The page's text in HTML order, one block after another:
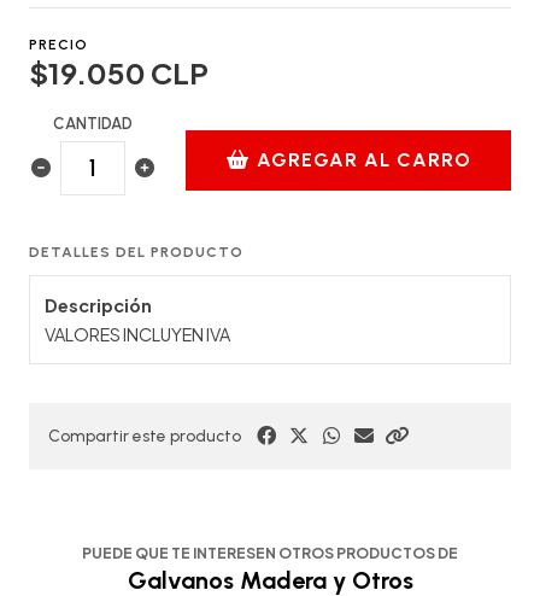
PRECIO
$19.050 CLP
CANTIDAD
AGREGAR AL CARRO
DETALLES DEL PRODUCTO
Descripción
VALORES INCLUYEN IVA
Compartir este producto
PUEDE QUE TE INTERESEN OTROS PRODUCTOS DE
Galvanos Madera y Otros